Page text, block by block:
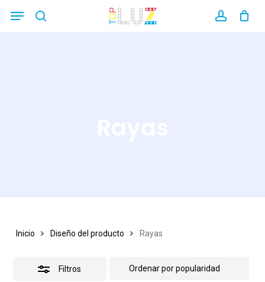
Menu
Inicio Diseño del producto Rayas
Filtros